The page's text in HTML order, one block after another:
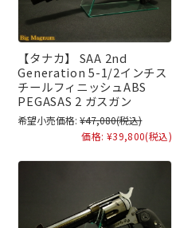
【タナカ】 SAA 2nd
Generation 5-1/2インチス
チールフィニッシュABS
PEGASAS 2 ガスガン
希望小売価格: ¥47,080(税込)
価格: ¥39,800(税込)